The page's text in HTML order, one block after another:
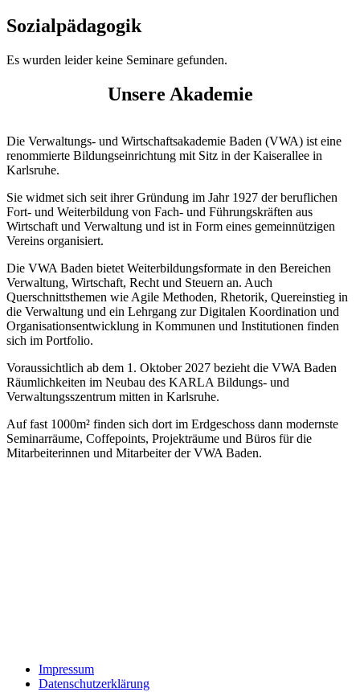
Sozialpädagogik
Es wurden leider keine Seminare gefunden.
Unsere Akademie
Die Verwaltungs- und Wirtschaftsakademie Baden (VWA) ist eine
renommierte Bildungseinrichtung mit Sitz in der Kaiserallee in
Karlsruhe.
Sie widmet sich seit ihrer Gründung im Jahr 1927 der beruflichen
Fort- und Weiterbildung von Fach- und Führungskräften aus
Wirtschaft und Verwaltung und ist in Form eines gemeinnützigen
Vereins organisiert.
Die VWA Baden bietet Weiterbildungsformate in den Bereichen
Verwaltung, Wirtschaft, Recht und Steuern an. Auch
Querschnittsthemen wie Agile Methoden, Rhetorik, Quereinstieg in
die Verwaltung und ein Lehrgang zur Digitalen Koordination und
Organisationsentwicklung in Kommunen und Institutionen finden
sich im Portfolio.
Voraussichtlich ab dem 1. Oktober 2027 bezieht die VWA Baden
Räumlichkeiten im Neubau des KARLA Bildungs- und
Verwaltungsszentrum mitten in Karlsruhe.
Auf fast 1000m² finden sich dort im Erdgeschoss dann modernste
Seminarräume, Coffepoints, Projekträume und Büros für die
Mitarbeiterinnen und Mitarbeiter der VWA Baden.
Impressum
Datenschutzerklärung